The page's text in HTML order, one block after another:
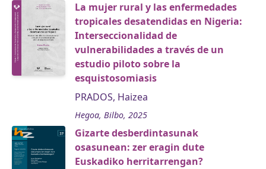
La mujer rural y las enfermedades
tropicales desatendidas en Nigeria:
Interseccionalidad de
vulnerabilidades a través de un
estudio piloto sobre la
esquistosomiasis
PRADOS, Haizea
Hegoa, Bilbo, 2025
Gizarte desberdintasunak
osasunean: zer eragin dute
Euskadiko herritarrengan?